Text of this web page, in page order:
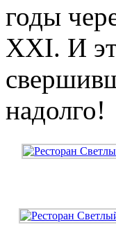
годы
ХХI. И
надолго!